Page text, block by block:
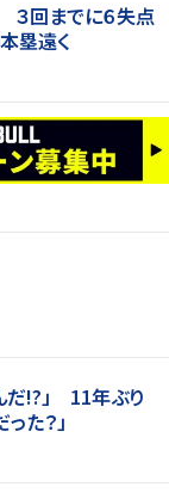
３回までに６失点
塁遠く
だ!?」 11年ぶり
た？」